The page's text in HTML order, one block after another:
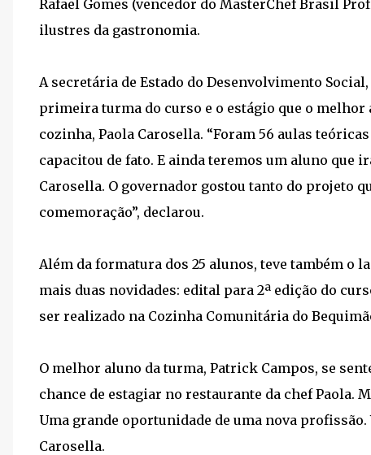
Rafael Gomes (vencedor do MasterChef Brasil
ilustres da gastronomia.
A secretária de Estado do Desenvolvimento
primeira turma do curso e o estágio que o
cozinha, Paola Carosella. “Foram 56 aulas
capacitou de fato. E ainda teremos um aluno que
Carosella. O governador gostou tanto do projeto
comemoração”, declarou.
Além da formatura dos 25 alunos, teve também o
mais duas novidades: edital para 2ª edição do
ser realizado na Cozinha Comunitária do
O melhor aluno da turma, Patrick Campos, se
chance de estagiar no restaurante da chef Paola.
Uma grande oportunidade de uma nova
Carosella.